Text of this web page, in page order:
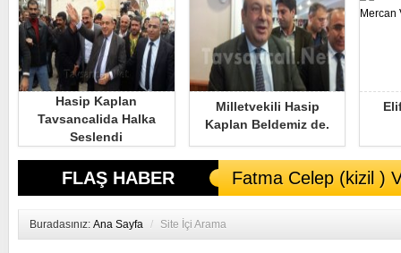
Hasip Kaplan
Tavsancalida Halka
Seslendi
Milletvekili Hasip
Kaplan Beldemiz de.
FLAŞ HABER Fatma Celep (kizil )
Buradasınız: Ana Sayfa / Site İçi Arama